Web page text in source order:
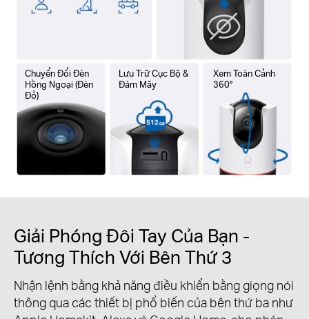
Chuyển Đổi Đèn
Hồng Ngoại (Đèn
Đỏ)
Lưu Trữ Cục Bộ &
Đám Mây
Xem Toàn Cảnh
360°
Giải Phóng Đôi Tay Của Bạn -
Tương Thích Với Bên Thứ 3
Nhận lệnh bằng khả năng điều khiển bằng giọng nói
thông qua các thiết bị phổ biến của bên thứ ba như